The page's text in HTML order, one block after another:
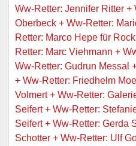
Ww-Retter: Jennifer Ritter +
Oberbeck + Ww-Retter:
Retter: Marco Hepe für
Retter: Marc Viehmann +
Ww-Retter: Gudrun Messal
+ Ww-Retter: Friedhelm
Volmert + Ww-Retter:
Seifert + Ww-Retter:
Seifert + Ww-Retter: Gerda
Schotter + Ww-Retter: Ulf